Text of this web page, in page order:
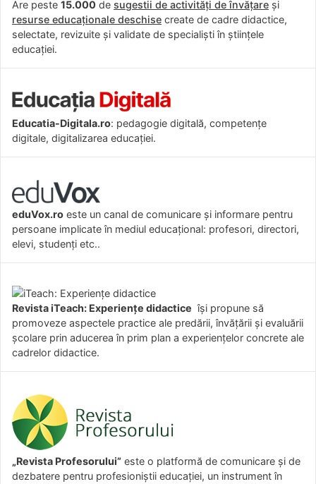
Are peste 15.000 de sugestii de activități de învățare și
resurse educaționale deschise create de cadre didactice,
selectate, revizuite și validate de specialiști în științele
educației.
Educatia-Digitala.ro: pedagogie digitală, competențe
digitale, digitalizarea educației.
eduVox.ro este un canal de comunicare și informare pentru
persoane implicate în mediul educațional: profesori, directori,
elevi, studenți etc..
Revista iTeach: Experienţe didactice îşi propune să
promoveze aspectele practice ale predării, învăţării şi evaluării
şcolare prin aducerea în prim plan a experienţelor concrete ale
cadrelor didactice.
„Revista Profesorului” este o platformă de comunicare și de
dezbatere pentru profesioniștii educației, un instrument în